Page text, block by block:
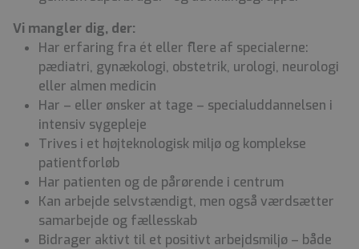
Vi mangler dig, der:
Har erfaring fra ét eller flere af specialerne:
pædiatri, gynækologi, obstetrik, urologi, neurologi
eller almen medicin
Har – eller ønsker at tage – specialuddannelsen i
intensiv sygepleje
Trives i et højteknologisk miljø og komplekse
patientforløb
Har patienten og de pårørende i centrum
Kan arbejde selvstændigt, men også værdsætter
samarbejde og fællesskab
Bidrager aktivt til et positivt arbejdsmiljø – både